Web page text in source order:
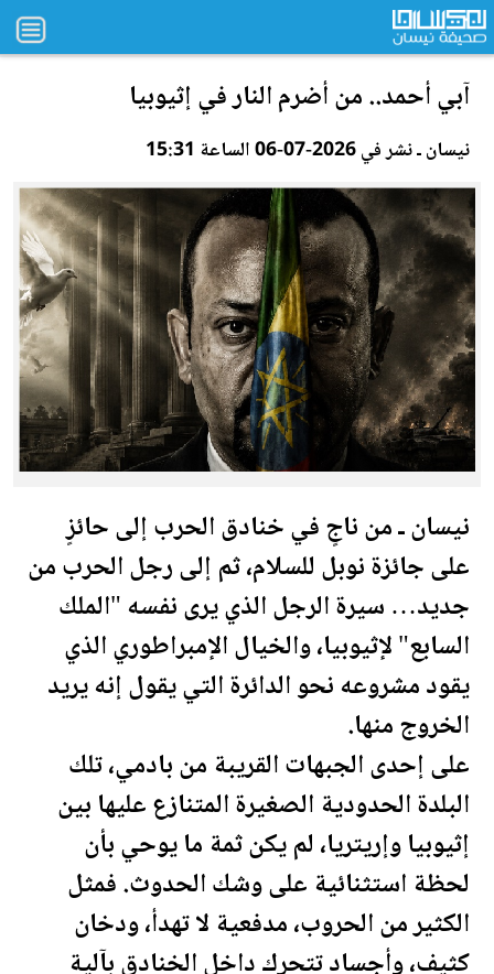
آبي أحمد.. من أضرمالنار في إثيوبيا
نيسان ـ نشر في 2026-07-06 الساعة 15:31
نيسان ـ من ناجٍ في خنادق الحرب إلى حائزٍ
على جائزة نوبل للسلام، ثم إلى رجل الحرب من
جديد… سيرة الرجل الذي يرى نفسه "الملك
السابع" لإثيوبيا، والخيال الإمبراطوري الذي
يقود مشروعه نحو الدائرة التي يقول إنه يريد
الخروج منها.
على إحدى الجبهات القريبة من بادمي، تلك
البلدة الحدودية الصغيرة المتنازع عليها بين
إثيوبيا وإريتريا، لم يكن ثمة ما يوحي بأن
لحظةاستثنائية على وشك الحدوث. فمثل
الكثير من الحروب، مدفعية لا تهدأ، ودخان